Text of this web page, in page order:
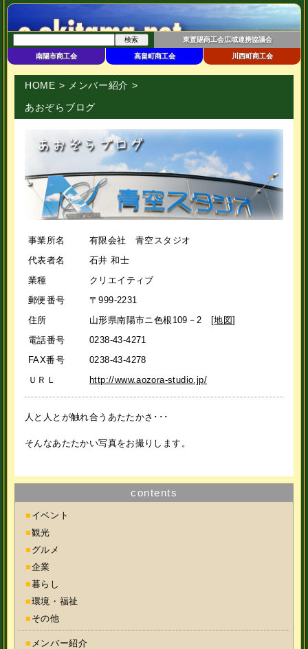
南陽市商工会 高畠町商工会 川西町商工会
東置賜商工会広域連携協議会
HOME > メンバー紹介 >
あおぞらブログ
事業所名
有限会社 青空スタジオ
代表者名
石井 和士
業種
クリエイティブ
郵便番号
〒999-2231
住所
山形県南陽市ニ色根109－2 [地図]
電話番号
0238-43-4271
FAX番号
0238-43-4278
ＵＲＬ
http://www.aozora-studio.jp/
人と人とが触れ合うあたたかさ･･･
そんなあたたかい写真をお撮りします。
contents
■ イベント
■観光
■ グルメ
■企業
■暮らし
■環境・福祉
■ その他
■ メンバー紹介